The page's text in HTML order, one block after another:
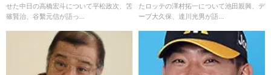
せた中日の高橋宏斗について平松政次、笘
篠賢治、谷繫元信が語っ...
たロッテの澤村拓一について池田親興、デ
ーブ大久保、達川光男が語...